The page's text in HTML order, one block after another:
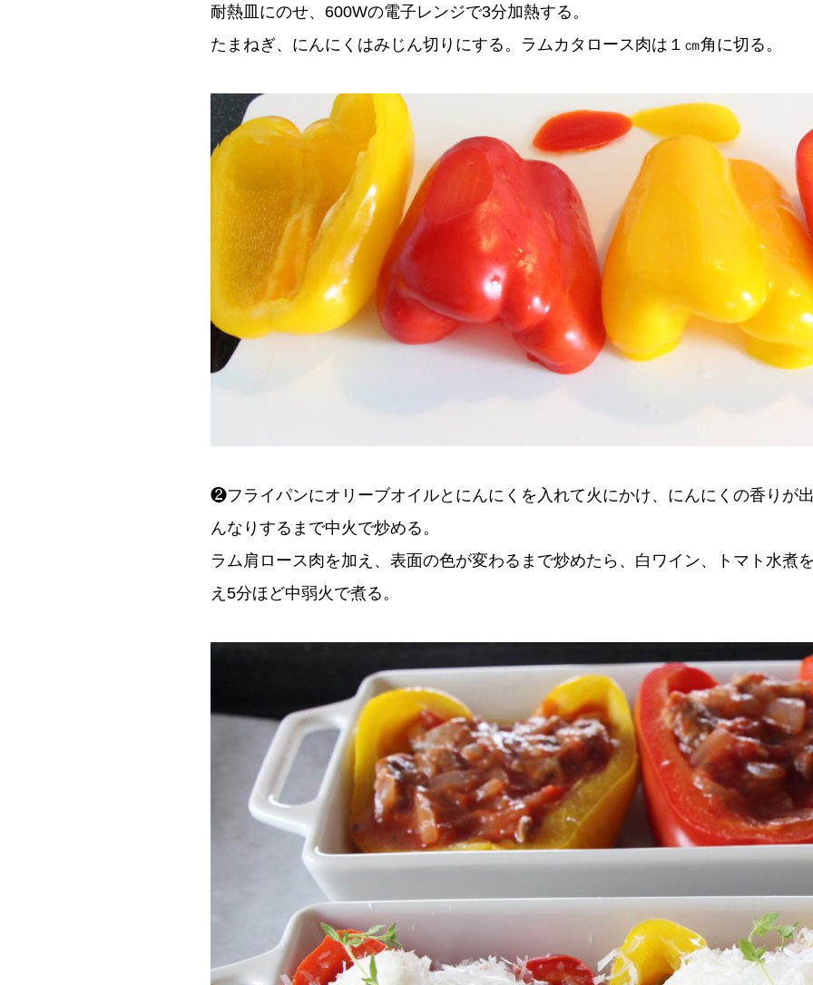
耐熱皿にのせ、600Wの電子レンジで3分加熱する。
たまねぎ、にんにくはみじん切りにする。ラムカタロース肉は１㎝角に切る。
❷フライパンにオリーブオイルとにんにくを入れて火にかけ、にんにくの香りが
んなりするまで中火で炒める。
ラム肩ロース肉を加え、表面の色が変わるまで炒めたら、白ワイン、トマト水煮
え5分ほど中弱火で煮る。